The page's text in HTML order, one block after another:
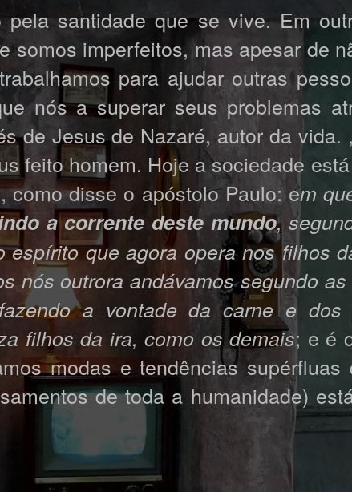
pela santidade que se vive. Em
somos imperfeitos, mas apesar de
para ajudar outras
nós a superar seus problemas
de Jesus de Nazaré, autor da vida.
feito homem. Hoje a sociedade
como disse o apóstolo Paulo: em
a corrente deste mundo,
espírito que agora opera nos filhos
nós outrora andávamos segundo
a vontade da carne e dos
filhos da ira, como os demais; e é
modas e tendências
de toda a humanidade)